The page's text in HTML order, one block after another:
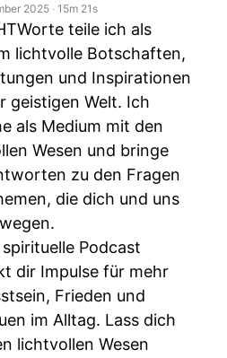
2025 ‧ 15m 21s
teile ich als
lichtvolle Botschaften,
und Inspirationen
geistigen Welt. Ich
als Medium mit den
Wesen und bringe
zu den Fragen
die dich und uns
spirituelle Podcast
dir Impulse für mehr
Frieden und
im Alltag. Lass dich
lichtvollen Wesen